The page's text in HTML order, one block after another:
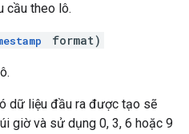
cầu theo lô.
format)
dữ liệu đầu ra được tạo sẽ
giờ và sử dụng 0, 3, 6 hoặc 9